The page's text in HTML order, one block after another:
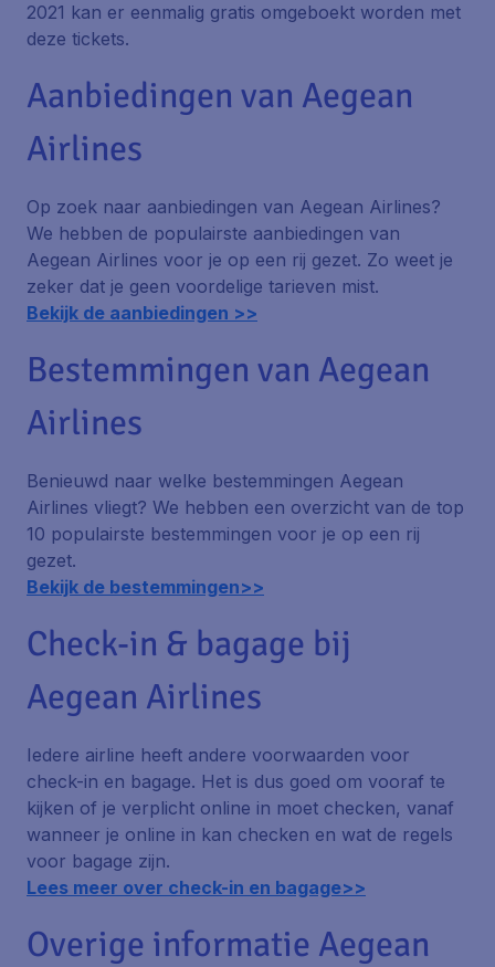
2021 kan er eenmalig gratis omgeboekt worden met
deze tickets.
Aanbiedingen van Aegean
Airlines
Op zoek naar aanbiedingen van Aegean Airlines?
We hebben de populairste aanbiedingen van
Aegean Airlines voor je op een rij gezet. Zo weet je
zeker dat je geen voordelige tarieven mist.
Bekijk de aanbiedingen >>
Bestemmingen van Aegean
Airlines
Benieuwd naar welke bestemmingen Aegean
Airlines vliegt? We hebben een overzicht van de top
10 populairste bestemmingen voor je op een rij
gezet.
Bekijk de bestemmingen>>
Check-in & bagage bij
Aegean Airlines
Iedere airline heeft andere voorwaarden voor
check-in en bagage. Het is dus goed om vooraf te
kijken of je verplicht online in moet checken, vanaf
wanneer je online in kan checken en wat de regels
voor bagage zijn.
Lees meer over check-in en bagage>>
Overige informatie Aegean